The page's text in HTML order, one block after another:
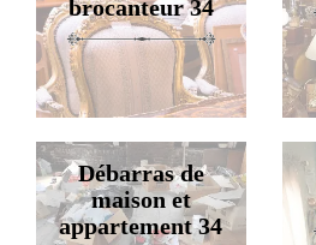
brocanteur 34
Débarras de
maison et
appartement 34